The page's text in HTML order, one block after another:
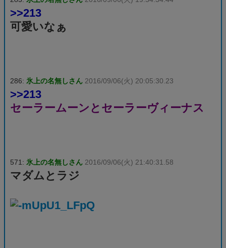
>>213
可愛いなぁ
286: 氷上の名無しさん 2016/09/06(火) 20:05:30.23
>>213
セーラームーンとセーラーヴィーナス
571: 氷上の名無しさん 2016/09/06(火) 21:40:31.58
マダムとラジ